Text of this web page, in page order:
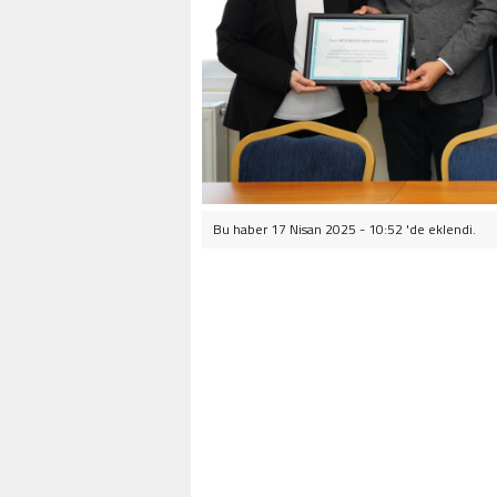
Bu haber 17 Nisan 2025 - 10:52 'de eklendi.